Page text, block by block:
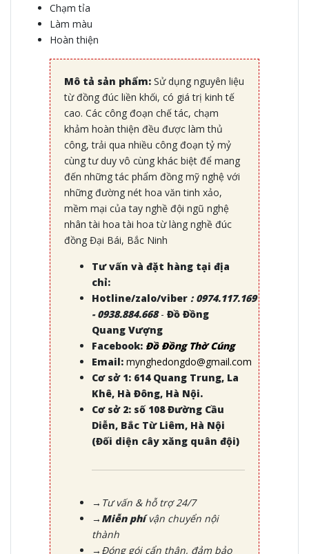
Chạm tỉa
Làm màu
Hoàn thiện
Mô tả sản phẩm: Sử dụng nguyên liệu
từ đồng đúc liền khối, có giá trị kinh tế
cao. Các công đoạn chế tác, chạm
khảm hoàn thiện đều được làm thủ
công, trải qua nhiều công đoạn tỷ mỷ
cùng tư duy vô cùng khác biệt để mang
đến những tác phẩm đồng mỹ nghệ với
những đường nét hoa văn tinh xảo,
mềm mại của tay nghề đội ngũ nghệ
nhân tài hoa tài hoa từ làng nghề đúc
đồng Đại Bái, Bắc Ninh
Tư vấn và đặt hàng tại địa
chỉ:
Hotline/zalo/viber : 0974.117.169
- 0938.884.668 - Đồ Đồng
Quang Vượng
Facebook: Đồ Đồng Thờ Cúng
Email: mynghedongdo@gmail.com
Cơ sở 1: 614 Quang Trung, La
Khê, Hà Đông, Hà Nội.
Cơ sở 2: số 108 Đường Cầu
Diễn, Bắc Từ Liêm, Hà Nội
(Đối diện cây xăng quân đội)
→Tư vấn & hỗ trợ 24/7
→Miễn phívận chuyển nội
thành
→Đóng gói cẩn thận, đảm bảo